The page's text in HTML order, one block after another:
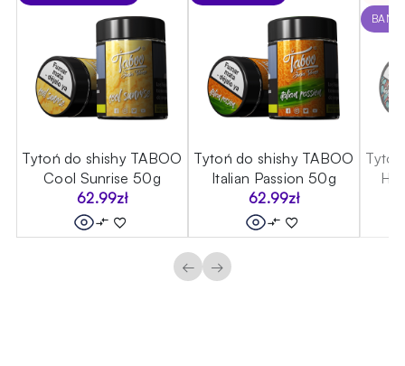
Tytoń do shishy TABOO
Cool Sunrise 50g
62.99zł
Tytoń do shishy TABOO
Italian Passion 50g
62.99zł
← →